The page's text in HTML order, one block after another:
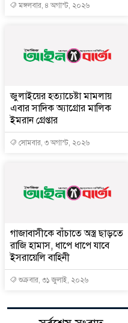
মঙ্গলবার, ৪ অগাস্ট, ২০২৬
জুলাইয়ের হত্যাচেষ্টা মামলায়
এবার সাদিক অ্যাগ্রোর মালিক
ইমরান গ্রেপ্তার
সোমবার, ৩ অগাস্ট, ২০২৬
গাজাবাসীকে বাঁচাতে অস্ত্র ছাড়তে
রাজি হামাস, ধাপে ধাপে যাবে
ইসরায়েলি বাহিনী
শুক্রবার, ৩১ জুলাই, ২০২৬